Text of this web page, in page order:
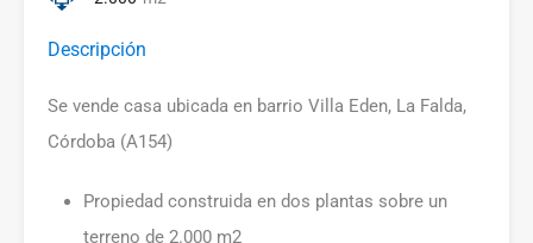
Descripción
Se vende casa ubicada en barrio Villa Eden, La Falda,
Córdoba (A154)
Propiedad construida en dos plantas sobre un
terreno de 2.000 m2